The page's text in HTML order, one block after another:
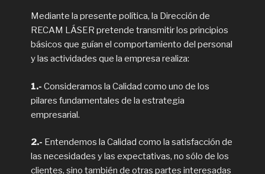
Mediante la presente política, la Dirección de
RECAM LÁSER pretende transmitir los principios
básicos que guían el comportamiento del personal
y las actividades que la empresa realiza:
1.- Consideramos la Calidad como uno de los
pilares fundamentales de la estrategia
empresarial.
2.- Entendemos la Calidad como la satisfacción de
las necesidades y las expectativas, no sólo de los
clientes, sino también de otras partes interesadas